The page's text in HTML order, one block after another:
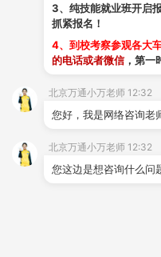
3、纯技能就业班开启
抓紧报名！
4、到校考察参观各大
的电话或者微信，第一
北京万通小万老师 12:32
您好，我是网络咨询老
北京万通小万老师 12:32
您这边是想咨询什么问